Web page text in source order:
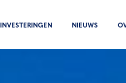
INVESTERINGEN NIEUWS